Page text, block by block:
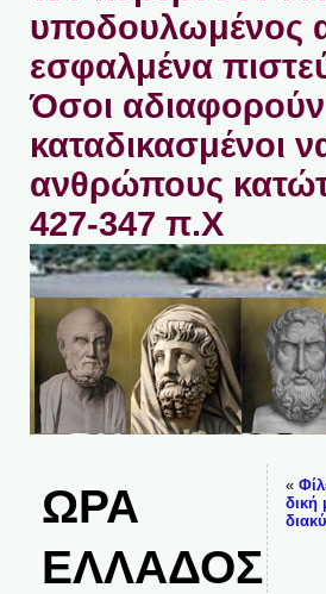
υποδουλωμένος
εσφαλμένα
Όσοι αδιαφορούν
καταδικασμένοι
ανθρώπους
427-347 π.Χ
ΩΡΑ
ΕΛΛΑΔΟΣ
«
δική